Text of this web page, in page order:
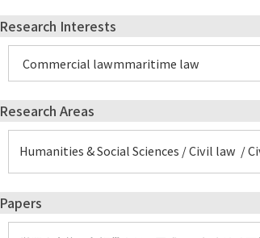
Research Interests
Commercial lawmmaritime law
Research Areas
Humanities & Social Sciences / Civil law /
Papers